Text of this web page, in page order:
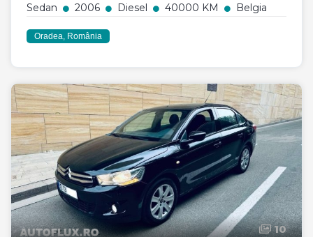
Sedan 2006 Diesel 40000 KM Belgia
Oradea, România
10